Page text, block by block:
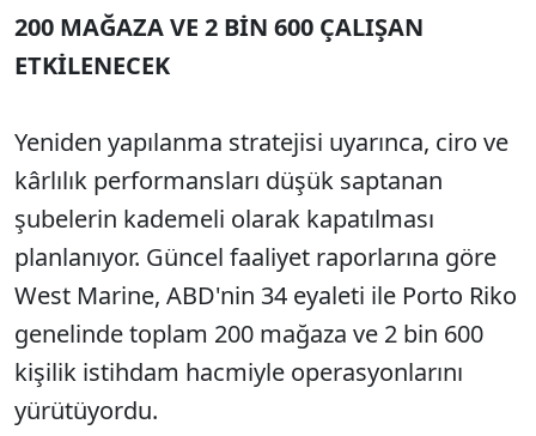
200 MAĞAZA VE 2 BİN 600 ÇALIŞAN
ETKİLENECEK
Yeniden yapılanma stratejisi uyarınca, ciro ve
kârlılık performansları düşük saptanan
şubelerin kademeli olarak kapatılması
planlanıyor. Güncel faaliyet raporlarına göre
West Marine, ABD'nin 34 eyaleti ile Porto Riko
genelinde toplam 200 mağaza ve 2 bin 600
kişilik istihdam hacmiyle operasyonlarını
yürütüyordu.